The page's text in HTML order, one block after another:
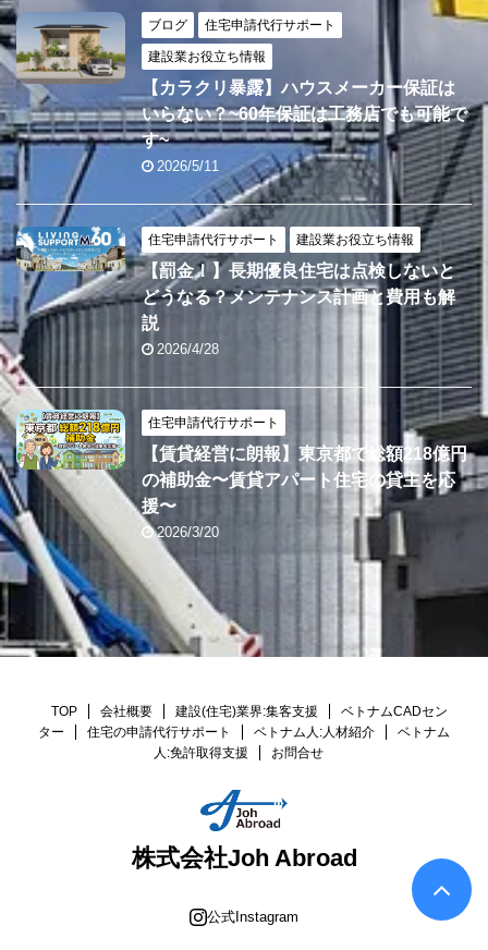
ブログ 住宅申請代行サポート
建設業お役立ち情報
【カラクリ暴露】ハウスメーカー保証は
いらない？~60年保証は工務店でも可能で
す~
2026/5/11
住宅申請代行サポート 建設業お役立ち情報
【罰金！】長期優良住宅は点検しないと
どうなる？メンテナンス計画と費用も解
説
2026/4/28
住宅申請代行サポート
【賃貸経営に朗報】東京都で総額218億円
の補助金〜賃貸アパート住宅の貸主を応
援〜
2026/3/20
TOP 会社概要 建設(住宅)業界:集客支援
ベトナムCADセン
ター
住宅の申請代行サポート ベトナム人:人材紹介
ベトナム
人:免許取得支援
お問合せ
株式会社Joh Abroad
公式Instagram